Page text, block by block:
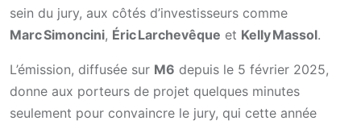
sein du jury, aux côtés d’investisseurs comme
Marc Simoncini, Éric Larchevêque et Kelly Massol.
L’émission, diffusée sur M6 depuis le 5 février 2025,
donne aux porteurs de projet quelques minutes
seulement pour convaincre le jury, qui cette année